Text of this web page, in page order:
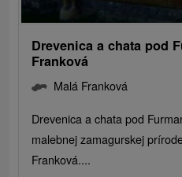
Drevenica a chata pod
Franková
Malá Franková
Drevenica a chata pod
malebnej zamagurskej
Franková....